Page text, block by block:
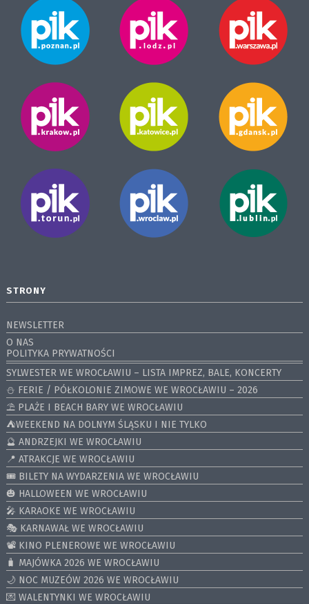
STRONY
NEWSLETTER
O NAS
POLITYKA PRYWATNOŚCI
SYLWESTER WE WROCŁAWIU – LISTA IMPREZ, BALE, KONCERTY
⛄️ FERIE / PÓŁKOLONIE ZIMOWE WE WROCŁAWIU – 2026
⛱️ PLAŻE I BEACH BARY WE WROCŁAWIU
⛺️WEEKEND NA DOLNYM ŚLĄSKU I NIE TYLKO
🔮 ANDRZEJKI WE WROCŁAWIU
📍 ATRAKCJE WE WROCŁAWIU
🎟️ BILETY NA WYDARZENIA WE WROCŁAWIU
🎃 HALLOWEEN WE WROCŁAWIU
🎤 KARAOKE WE WROCŁAWIU
🎭 KARNAWAŁ WE WROCŁAWIU
📽️ KINO PLENEROWE WE WROCŁAWIU
🧳 MAJÓWKA 2026 WE WROCŁAWIU
🌙 NOC MUZEÓW 2026 WE WROCŁAWIU
💌 WALENTYNKI WE WROCŁAWIU